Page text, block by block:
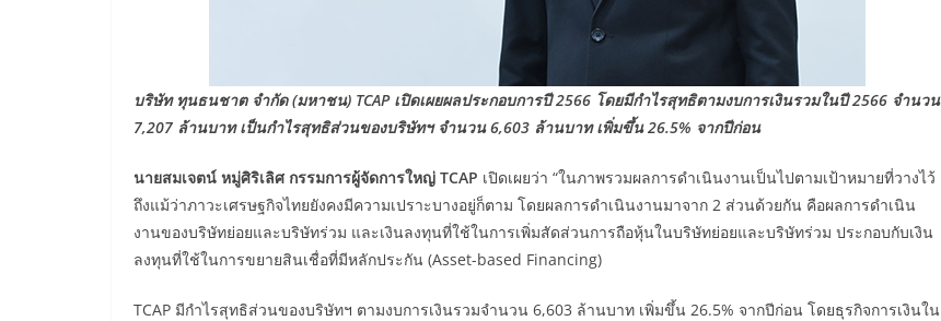
บริษัท ทุนธนชาต จำกัด (มหาชน) TCAP เปิดเผยผลประกอบการปี 2566 โดยมีกำไรสุทธิตามงบการเงินรวมในปี 2566 จำนวน
7,207 ล้านบาท เป็นกำไรสุทธิส่วนของบริษัทฯ จำนวน 6,603 ล้านบาท เพิ่มขึ้น 26.5% จากปีก่อน
นายสมเจตน์ หมู่ศิริเลิศ กรรมการผู้จัดการใหญ่ TCAP เปิดเผยว่า “ในภาพรวมผลการดำเนินงานเป็นไปตามเป้าหมายที่วางไว้
ถึงแม้ว่าภาวะเศรษฐกิจไทยยังคงมีความเปราะบางอยู่ก็ตาม โดยผลการดำเนินงานมาจาก 2 ส่วนด้วยกัน คือผลการดำเนิน
งานของบริษัทย่อยและบริษัทร่วม และเงินลงทุนที่ใช้ในการเพิ่มสัดส่วนการถือหุ้นในบริษัทย่อยและบริษัทร่วม ประกอบกับเงิน
ลงทุนที่ใช้ในการขยายสินเชื่อที่มีหลักประกัน (Asset-based Financing)
TCAP มีกำไรสุทธิส่วนของบริษัทฯ ตามงบการเงินรวมจำนวน 6,603 ล้านบาท เพิ่มขึ้น 26.5% จากปีก่อน โดยธุรกิจการเงินใน